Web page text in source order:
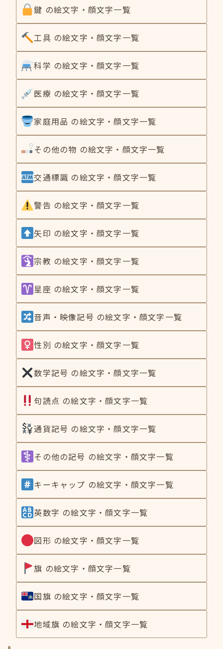
鍵 の絵文字・顔文字一覧
工具 の絵文字・顔文字一覧
科学 の絵文字・顔文字一覧
医療 の絵文字・顔文字一覧
家庭用品 の絵文字・顔文字一覧
その他の物 の絵文字・顔文字一覧
交通標識 の絵文字・顔文字一覧
警告 の絵文字・顔文字一覧
矢印 の絵文字・顔文字一覧
宗教 の絵文字・顔文字一覧
星座 の絵文字・顔文字一覧
音声・映像記号 の絵文字・顔文字一覧
性別 の絵文字・顔文字一覧
数学記号 の絵文字・顔文字一覧
句読点 の絵文字・顔文字一覧
通貨記号 の絵文字・顔文字一覧
その他の記号 の絵文字・顔文字一覧
キーキャップ の絵文字・顔文字一覧
英数字 の絵文字・顔文字一覧
図形 の絵文字・顔文字一覧
旗 の絵文字・顔文字一覧
国旗 の絵文字・顔文字一覧
地域旗 の絵文字・顔文字一覧